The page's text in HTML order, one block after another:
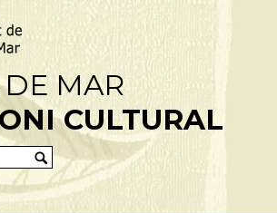
MAR
CULTURAL